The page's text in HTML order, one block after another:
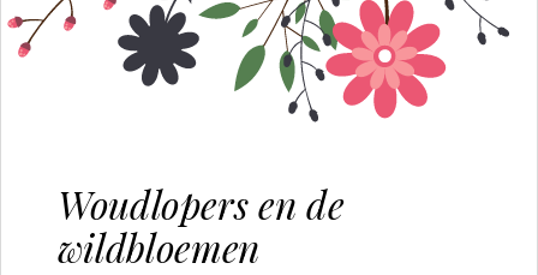
Woudlopers en de
wildbloemen